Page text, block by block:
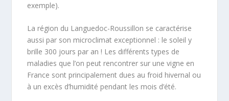
exemple).
La région du Languedoc-Roussillon se caractérise
aussi par son microclimat exceptionnel : le soleil y
brille 300 jours par an ! Les différents types de
maladies que l’on peut rencontrer sur une vigne en
France sont principalement dues au froid hivernal ou
à un excès d’humidité pendant les mois d’été.